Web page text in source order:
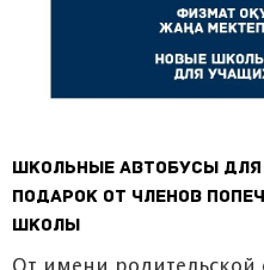
Школьные автобусы
подарок от членов
школы